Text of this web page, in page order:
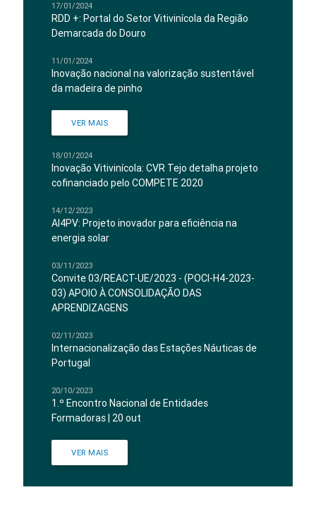
17/01/2024
RDD +: Portal do Setor Vitivinícola da Região
Demarcada do Douro
11/01/2024
Inovação nacional na valorização sustentável
da madeira de pinho
VER MAIS
18/01/2024
Inovação Vitivinícola: CVR Tejo detalha projeto
cofinanciado pelo COMPETE 2020
14/12/2023
AI4PV: Projeto inovador para eficiência na
energia solar
03/11/2023
Convite 03/REACT-UE/2023 - (POCI-H4-2023-
03) APOIO À CONSOLIDAÇÃO DAS
APRENDIZAGENS
02/11/2023
Internacionalização das Estações Náuticas de
Portugal
20/10/2023
1.º Encontro Nacional de Entidades
Formadoras | 20 out
VER MAIS